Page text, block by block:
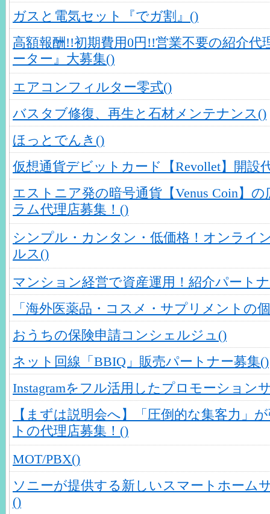
ガスと電気セット『でガ割』()
高額報酬!!初期費用0円!!営業不要の紹介
ーター』大募集()
エアコンフィルター零式()
バスタブ修復、再生と石材メンテナンス()
ほっとでんき()
仮想通貨デビットカード【Revollet】開設
エストニア発の暗号通貨【Venus Coin】の
ラム代理店募集！()
シンプル・カンタン・低価格！オンラ
ルス()
マンション経営で資産運用！紹介パート
「海外医薬品・コスメ・サプリメントの
おうちの保険申請コンシェルジュ()
ネット回線「BBIQ」販売パートナー募集()
Instagramをフル活用したプロモーション
【まずは説明会へ】「圧倒的な集客力」
トの代理店募集！()
MOT/PBX()
ソニーが提供する新しいスマートホーム
()